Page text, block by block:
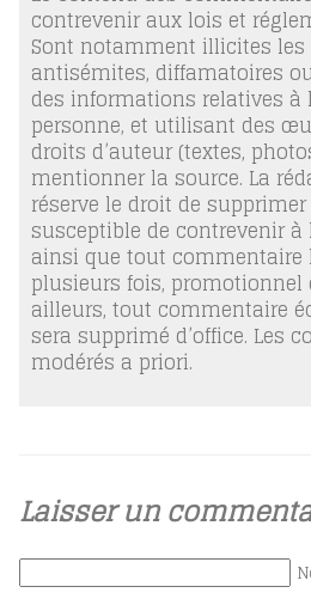
contrevenir aux lois et
Sont notamment illicites les
antisémites, diffamatoires
des informations relatives à
personne, et utilisant des
droits d’auteur (textes,
mentionner la source. La
réserve le droit de
susceptible de contrevenir à
ainsi que tout commentaire
plusieurs fois, promotionnel
ailleurs, tout commentaire
sera supprimé d’office. Les
modérés a priori.
Laisser un